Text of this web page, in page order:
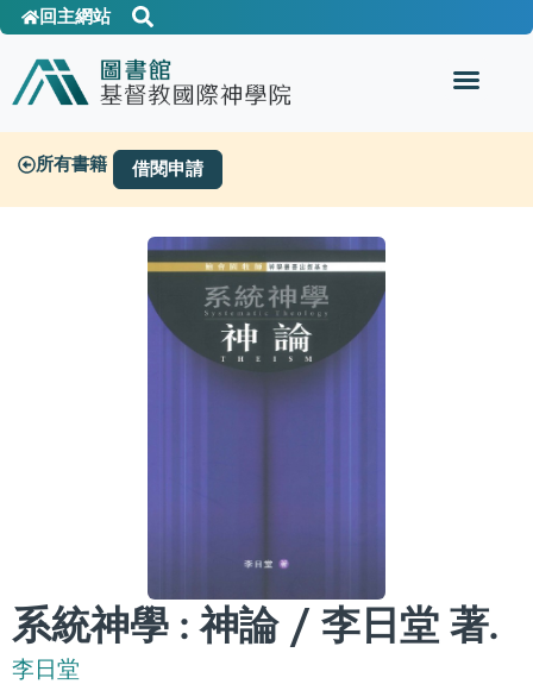
回主網站
所有書籍 借閱申請
系統神學 : 神論 / 李日堂 著.
李日堂